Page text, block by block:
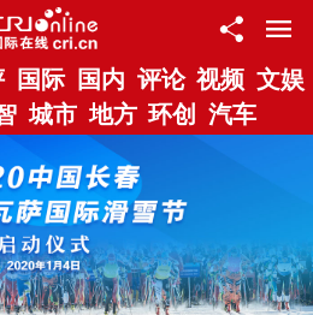
国际 国内 评论 视频 文娱
城市 地方 环创 汽车